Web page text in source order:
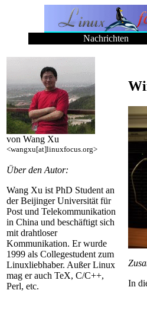
Nachrichten
von Wang Xu
<wangxu[at]linuxfocus.org>
Über den Autor:
Wang Xu ist PhD Student an
der Beijinger Universität für
Post und Telekommunikation
in China und beschäftigt sich
mit drahtloser
Kommunikation. Er wurde
1999 als Collegestudent zum
Linuxliebhaber. Außer Linux
mag er auch TeX, C/C++,
Perl, etc.
In